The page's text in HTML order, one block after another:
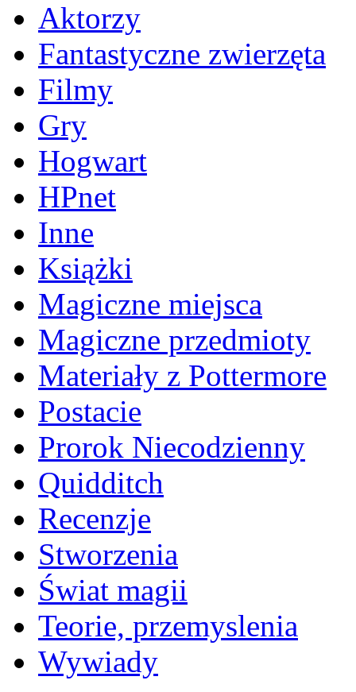
Aktorzy
Fantastyczne zwierzęta
Filmy
Gry
Hogwart
HPnet
Inne
Książki
Magiczne miejsca
Magiczne przedmioty
Materiały z Pottermore
Postacie
Prorok Niecodzienny
Quidditch
Recenzje
Stworzenia
Świat magii
Teorie, przemyslenia
Wywiady